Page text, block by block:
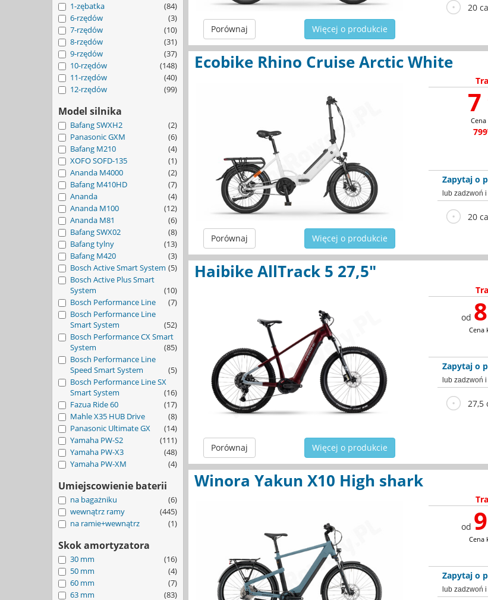
1-zębatka
(84)
6-rzędów
(3)
7-rzędów
(10)
8-rzędów
(31)
9-rzędów
(37)
10-rzędów
(148)
11-rzędów
(40)
12-rzędów
(99)
Model silnika
Bafang SWXH2
(2)
Panasonic GXM
(6)
Bafang M210
(4)
XOFO SOFD-135
(1)
Ananda M4000
(2)
Bafang M410HD
(7)
Ananda
(4)
Ananda M100
(12)
Ananda M81
(6)
Bafang SWX02
(8)
Bafang tylny
(13)
Bafang M420
(3)
Bosch Active Smart System (5)
Bosch Active Plus Smart
System
(10)
Bosch Performance Line
(7)
Bosch Performance Line
Smart System
(52)
Bosch Performance CX Smart
System
(85)
Bosch Performance Line
Speed Smart System
(5)
Bosch Performance Line SX
Smart System
(16)
Fazua Ride 60
(17)
Mahle X35 HUB Drive
(8)
Panasonic Ultimate GX
(14)
Yamaha PW-S2
(111)
Yamaha PW-X3
(48)
Yamaha PW-XM
(4)
Umiejscowienie baterii
na bagażniku
(6)
wewnątrz ramy
(445)
na ramie+wewnątrz
(1)
Skok amortyzatora
30 mm
(16)
50 mm
(4)
60 mm
(7)
63 mm
(83)
Porównaj Więcej o produkcie
20
Ecobike Rhino Cruise Arctic White
Porównaj Więcej o produkcie
7
799
Zapytaj o
lub zadzwoń
20
Haibike AllTrack 5 27,5"
Porównaj Więcej o produkcie
od
Cena
Zapytaj o
lub zadzwoń
27,5
Winora Yakun X10 High shark
od
Cena
Zapytaj o
lub zadzwoń